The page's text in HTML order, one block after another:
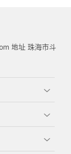
地址 珠海市斗